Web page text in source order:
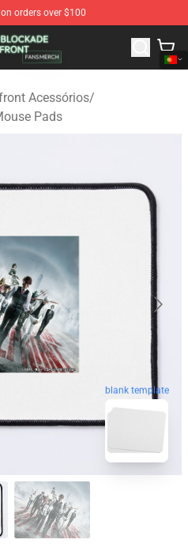
orders over $100
Shop - Official Blood
Acessórios/
Pads
blank template